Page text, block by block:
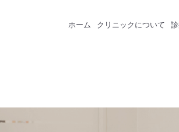
ホーム クリニックについて